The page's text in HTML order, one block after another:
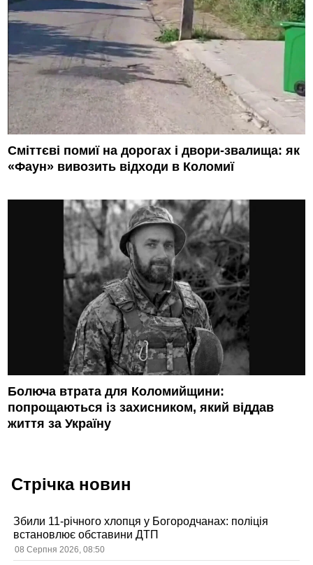
Сміттєві помиї на дорогах і двори-звалища: як
«Фаун» вивозить відходи в Коломиї
Болюча втрата для Коломийщини:
попрощаються із захисником, який віддав
життя за Україну
Стрічка новин
Збили 11-річного хлопця у Богородчанах: поліція
встановлює обставини ДТП
08 Серпня 2026, 08:50